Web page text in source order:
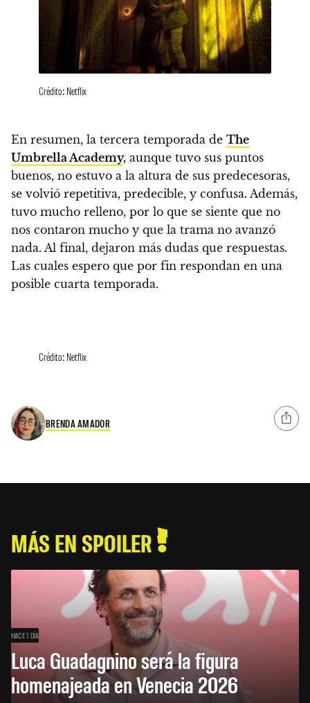
Crédito: Netflix
En resumen, la tercera temporada de The
Umbrella Academy, aunque tuvo sus puntos
buenos, no estuvo a la altura de sus predecesoras,
se volvió repetitiva, predecible, y confusa. Además,
tuvo mucho relleno, por lo que se siente que no
nos contaron mucho y que la trama no avanzó
nada. Al final, dejaron más dudas que respuestas.
Las cuales espero que por fin respondan en una
posible cuarta temporada.
Crédito: Netflix
BRENDA AMADOR
MÁS EN SPOILER
HACE 1 DÍA
Luca Guadagnino será la figura
homenajeada en Venecia 2026